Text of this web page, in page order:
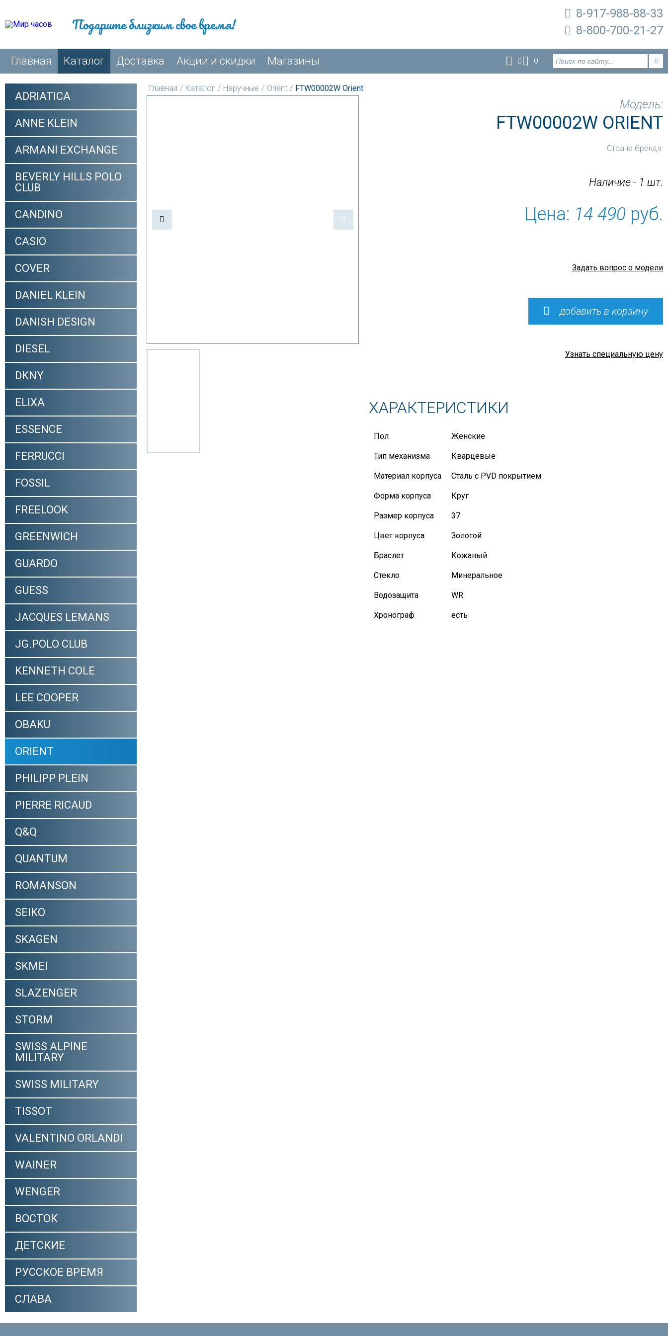
Подарите близким свое время!
8-917-988-88-33
8-800-700-21-27
Главная Каталог Доставка Акции и скидки Магазины 0 0
ADRIATICA
ANNE KLEIN
ARMANI EXCHANGE
BEVERLY HILLS POLO
CLUB
CANDINO
CASIO
COVER
DANIEL KLEIN
DANISH DESIGN
DIESEL
DKNY
ELIXA
ESSENCE
FERRUCCI
FOSSIL
FREELOOK
GREENWICH
GUARDO
GUESS
JACQUES LEMANS
JG.POLO CLUB
KENNETH COLE
LEE COOPER
OBAKU
ORIENT
PHILIPP PLEIN
PIERRE RICAUD
Q&Q
QUANTUM
ROMANSON
SEIKO
SKAGEN
SKMEI
SLAZENGER
STORM
SWISS ALPINE
MILITARY
SWISS MILITARY
TISSOT
VALENTINO ORLANDI
WAINER
WENGER
ВОСТОК
ДЕТСКИЕ
РУССКОЕ ВРЕМЯ
СЛАВА
Главная / Каталог / Наручные / Orient / FTW00002W Orient
Модель:
FTW00002W ORIENT
Страна бренда:
Наличие - 1 шт.
Цена: 14 490руб.
Задать вопрос о модели
добавить в корзину
Узнать специальную цену
ХАРАКТЕРИСТИКИ
Пол Женские
Тип механизма Кварцевые
Материал корпуса Сталь с PVD покрытием
Форма корпуса Круг
Размер корпуса 37
Цвет корпуса Золотой
Браслет Кожаный
Стекло Минеральное
Водозащита WR
Хронограф есть